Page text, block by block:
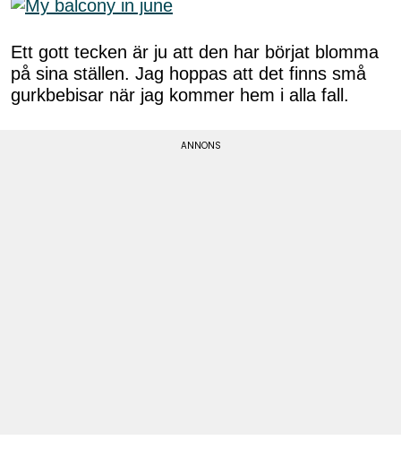
Ett gott tecken är ju att den har börjat blomma
på sina ställen. Jag hoppas att det finns små
gurkbebisar när jag kommer hem i alla fall.